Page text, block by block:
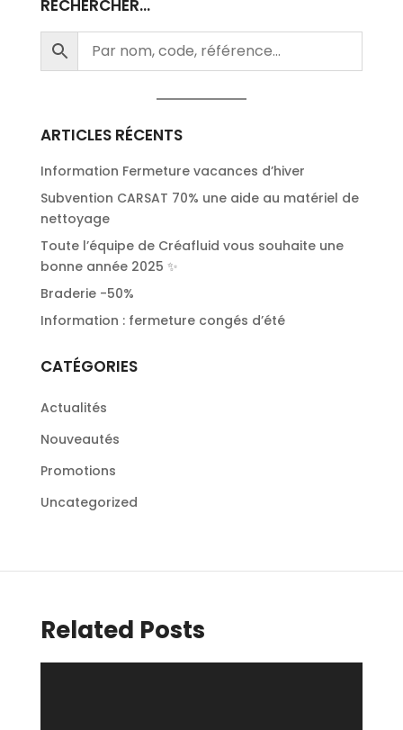
RECHERCHER…
ARTICLES RÉCENTS
Information Fermeture vacances d’hiver
Subvention CARSAT 70% une aide au matériel de
nettoyage
Toute l’équipe de Créafluid vous souhaite une
bonne année 2025 ✨
Braderie -50%
Information : fermeture congés d’été
CATÉGORIES
Actualités
Nouveautés
Promotions
Uncategorized
Related Posts